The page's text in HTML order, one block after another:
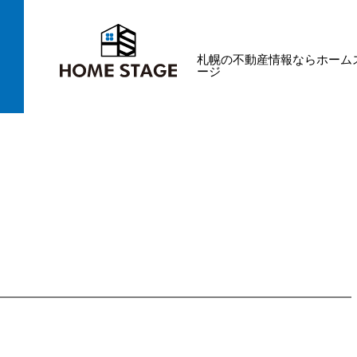
札幌の不動産情報ならホーム
ージ